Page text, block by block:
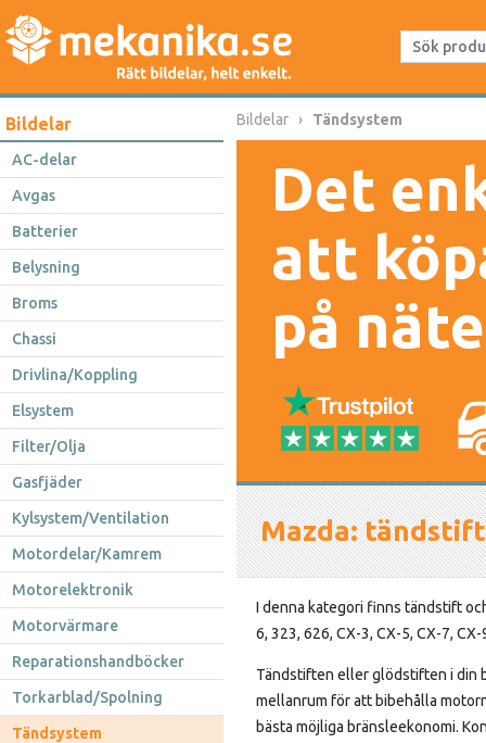
Bildelar
AC-delar
Avgas
Batterier
Belysning
Broms
Chassi
Drivlina/Koppling
Elsystem
Filter/Olja
Gasfjäder
Kylsystem/Ventilation
Motordelar/Kamrem
Motorelektronik
Motorvärmare
Reparationshandböcker
Torkarblad/Spolning
Tändsystem
Bildelar Tändsystem
Det
att
på
Mazda:
I denna kategori finns tändstift
6, 323, 626, CX-3, CX-5, CX-7,
Tändstiften eller glödstiften i din
mellanrum för att bibehålla
bästa möjliga bränsleekonomi.